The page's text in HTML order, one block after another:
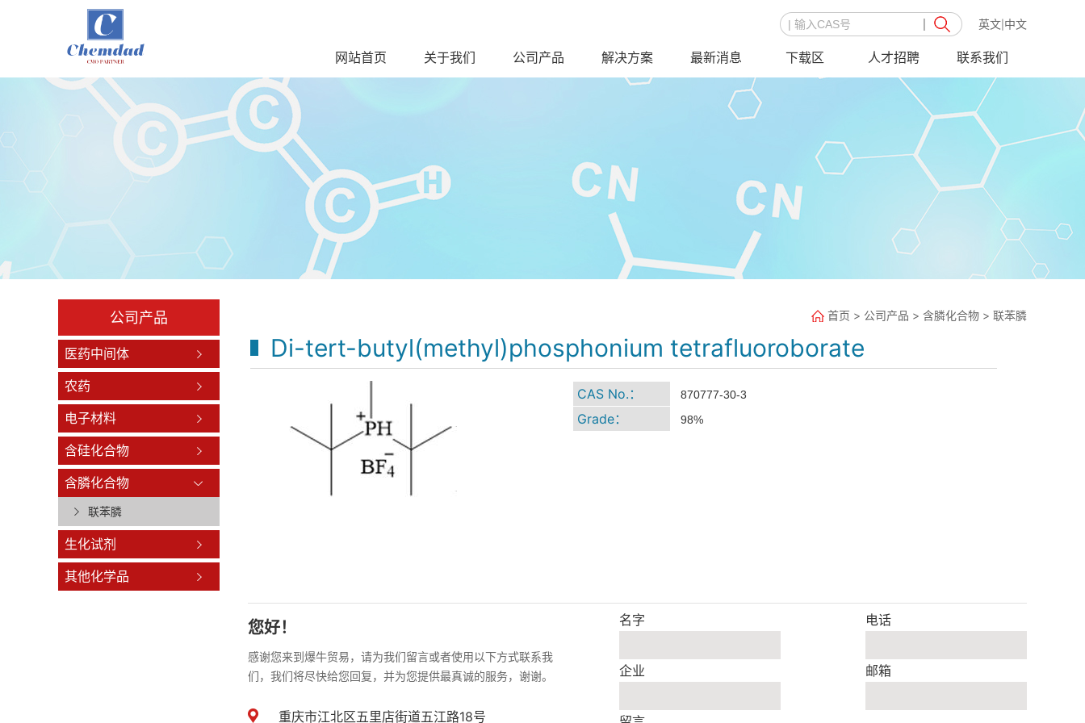
英文 中文
网站首页 关于我们 公司产品 解决方案 最新消息 下载区 人才招聘 联系我们
公司产品
医药中间体
农药
电子材料
含硅化合物
含膦化合物
联苯膦
生化试剂
其他化学品
首页 > 公司产品 > 含膦化合物 > 联苯膦
Di-tert-butyl(methyl)phosphonium tetrafluoroborate
CAS No.： 870777-30-3
Grade： 98%
您好！
感谢您来到爆牛贸易，请为我们留言或者使用以下方式联系我
们，我们将尽快给您回复，并为您提供最真诚的服务，谢谢。
重庆市江北区五里店街道五江路18号
名字 电话
企业 邮箱